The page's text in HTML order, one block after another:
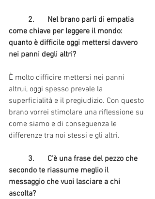
come chiave per leggere il mondo:
quanto è difficile oggi mettersi davvero
nei panni degli altri?
È molto difficire mettersi nei panni
altrui, oggi spesso prevale la
superficialità e il pregiudizio. Con questo
brano vorrei stimolare una riflessione su
come siamo e di conseguenza le
differenze tra noi stessi e gli altri.
secondo te riassume meglio il
messaggio che vuoi lasciare a chi
ascolta?